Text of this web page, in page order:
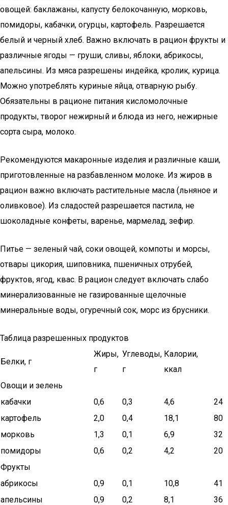
овощей: баклажаны, капусту белокочанную, морковь,
помидоры, кабачки, огурцы, картофель. Разрешается
белый и черный хлеб. Важно включать в рацион фрукты и
различные ягоды — груши, сливы, яблоки, абрикосы,
апельсины. Из мяса разрешены индейка, кролик, курица.
Можно употреблять куриные яйца, отварную рыбу.
Обязательны в рационе питания кисломолочные
продукты, творог нежирный и блюда из него, нежирные
сорта сыра, молоко.
Рекомендуются макаронные изделия и различные каши,
приготовленные на разбавленном молоке. Из жиров в
рацион важно включать растительные масла (льняное и
оливковое). Из сладостей разрешается пастила, не
шоколадные конфеты, варенье, мармелад, зефир.
Питье — зеленый чай, соки овощей, компоты и морсы,
отвары цикория, шиповника, пшеничных отрубей,
фруктов, ягод, квас. В рацион следует включать слабо
минерализованные не газированные щелочные
минеральные воды, огуречный сок, морс из брусники.
Таблица разрешенных продуктов
Белки, г
Жиры,
г
Углеводы,
г
Калории,
ккал
Овощи и зелень
кабачки
0,6 0,3 4,6
24
картофель
2,0 0,4 18,1
80
морковь
1,3 0,1 6,9
32
помидоры
0,6 0,2 4,2
20
Фрукты
абрикосы
0,9 0,1 10,8
41
апельсины
0,9 0,2 8,1
36